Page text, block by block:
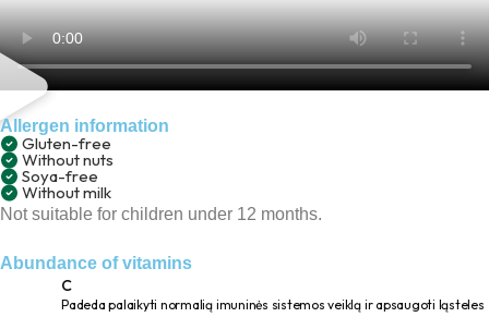
Allergen information
Gluten-free
Without nuts
Soya-free
Without milk
Not suitable for children under 12 months.
Abundance of vitamins
C
Padeda palaikyti normalią imuninės sistemos veiklą ir apsaugoti ląsteles